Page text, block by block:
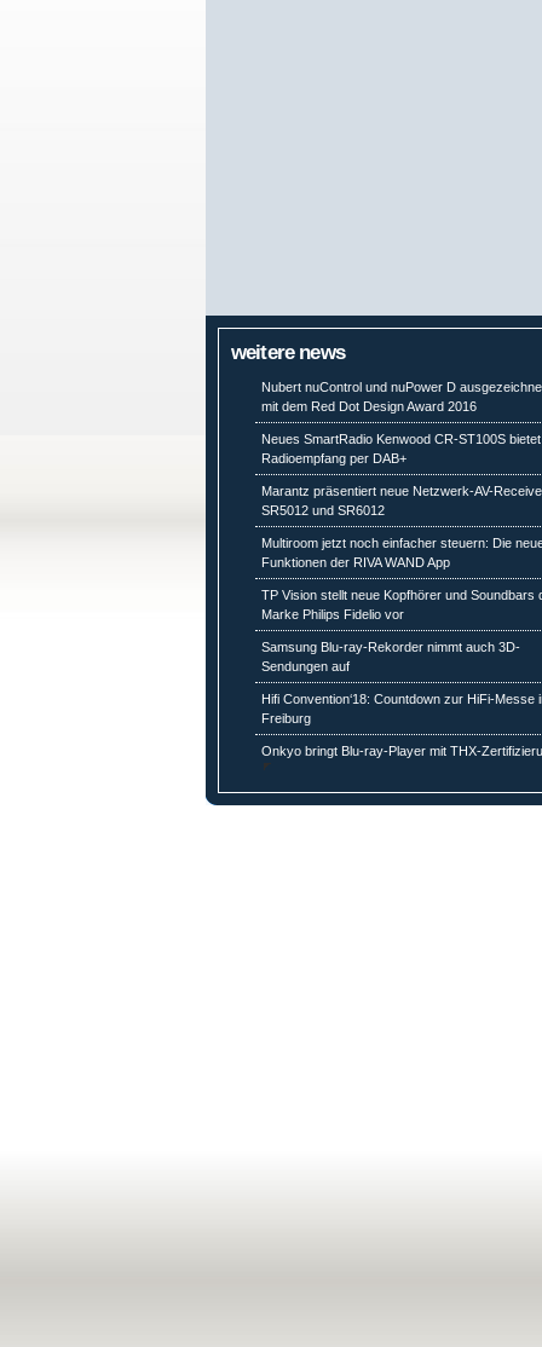
weitere news
Nubert nuControl und nuPower D
mit dem Red Dot Design Award 2016
Neues SmartRadio Kenwood CR-ST100S bietet
Radioempfang per DAB+
Marantz präsentiert neue Netzwerk-AV-
SR5012 und SR6012
Multiroom jetzt noch einfacher steuern: Die
Funktionen der RIVA WAND App
TP Vision stellt neue Kopfhörer und Soundbars
Marke Philips Fidelio vor
Samsung Blu-ray-Rekorder nimmt auch 3D-
Sendungen auf
Hifi Convention‘18: Countdown zur HiFi-Messe
Freiburg
Onkyo bringt Blu-ray-Player mit THX-